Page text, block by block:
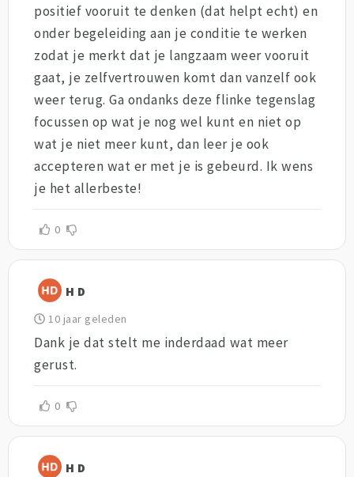
positief vooruit te denken (dat helpt echt) en
onder begeleiding aan je conditie te werken
zodat je merkt dat je langzaam weer vooruit
gaat, je zelfvertrouwen komt dan vanzelf ook
weer terug. Ga ondanks deze flinke tegenslag
focussen op wat je nog wel kunt en niet op
wat je niet meer kunt, dan leer je ook
accepteren wat er met je is gebeurd. Ik wens
je het allerbeste!
0
H D
10 jaar geleden
Dank je dat stelt me inderdaad wat meer
gerust.
0
H D